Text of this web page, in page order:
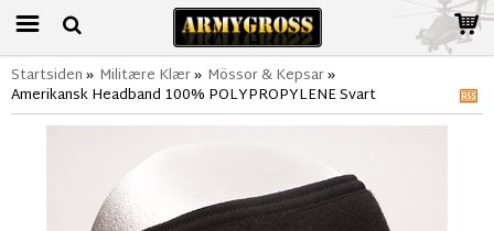
Startsiden» Militære Klær» Mössor & Kepsar»
Amerikansk Headband 100% POLYPROPYLENE Svart